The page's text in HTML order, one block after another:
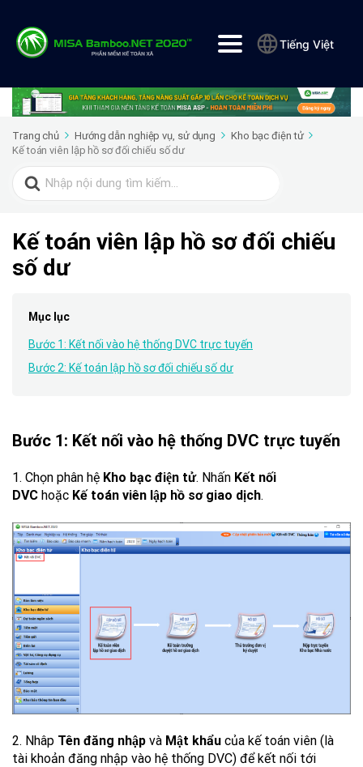
Tiếng Việt
Trang chủ Hướng dẫn nghiệp vụ, sử dụng
Kho bạc điện tử
Kế toán viên lập hồ sơ đối chiếu số dư
Search
for:
Kế toán viên lập hồ sơ đối chiếu
số dư
Mục lục
Bước 1: Kết nối vào hệ thống DVC trực tuyến
Bước 2: Kế toán lập hồ sơ đối chiếu số dư
Bước 1: Kết nối vào hệ thống DVC trực tuyến
1. Chọn phân hệ Kho bạc điện tử. Nhấn Kết nối
DVC hoặc Kế toán viên lập hồ sơ giao dịch.
2. Nhâp Tên đăng nhập và Mật khẩu của kế toán viên (là
tài khoản đăng nhập vào hệ thống DVC) để kết nối tới